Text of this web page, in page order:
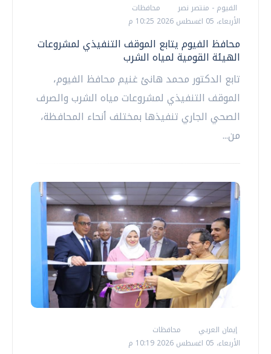
الفيوم - منتصر نصر
محافظات
الأربعاء، 05 اغسطس 2026 10:25 م
محافظ الفيوم يتابع الموقف التنفيذي لمشروعات
الهيئة القومية لمياه الشرب
تابع الدكتور محمد هانئ غنيم محافظ الفيوم،
الموقف التنفيذي لمشروعات مياه الشرب والصرف
الصحي الجاري تنفيذها بمختلف أنحاء المحافظة،
من...
إيمان العربي
محافظات
الأربعاء، 05 اغسطس 2026 10:19 م